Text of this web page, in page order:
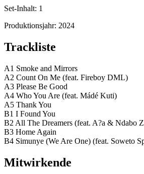
Set-Inhalt: 1
Produktionsjahr: 2024
Trackliste
A1 Smoke and Mirrors
A2 Count On Me (feat. Fireboy DML)
A3 Please Be Good
A4 Who You Are (feat. Mádé Kuti)
A5 Thank You
B1 I Found You
B2 All The Dreamers (feat. A?a & Ndabo
B3 Home Again
B4 Simunye (We Are One) (feat. Soweto
Mitwirkende